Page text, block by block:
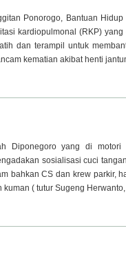
Ponorogo, Bantuan
kardiopulmonal (RKP)
dan terampil untuk
kematian akibat henti
Diponegoro yang di motori
sosialisasi cuci
bahkan CS dan krew parkir,
( tutur Sugeng Herwanto,